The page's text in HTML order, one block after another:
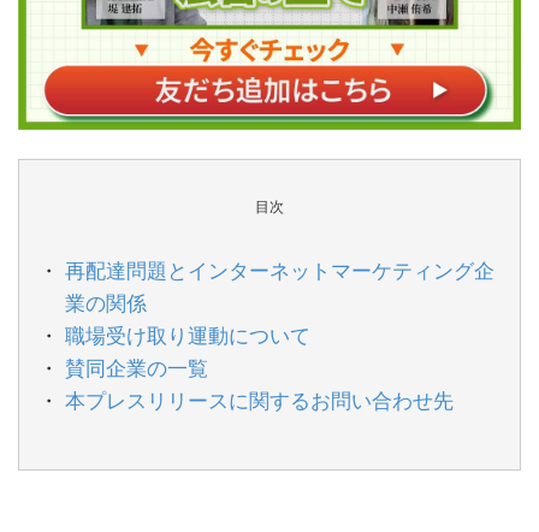
目次
再配達問題とインターネットマーケティング企
業の関係
職場受け取り運動について
賛同企業の一覧
本プレスリリースに関するお問い合わせ先